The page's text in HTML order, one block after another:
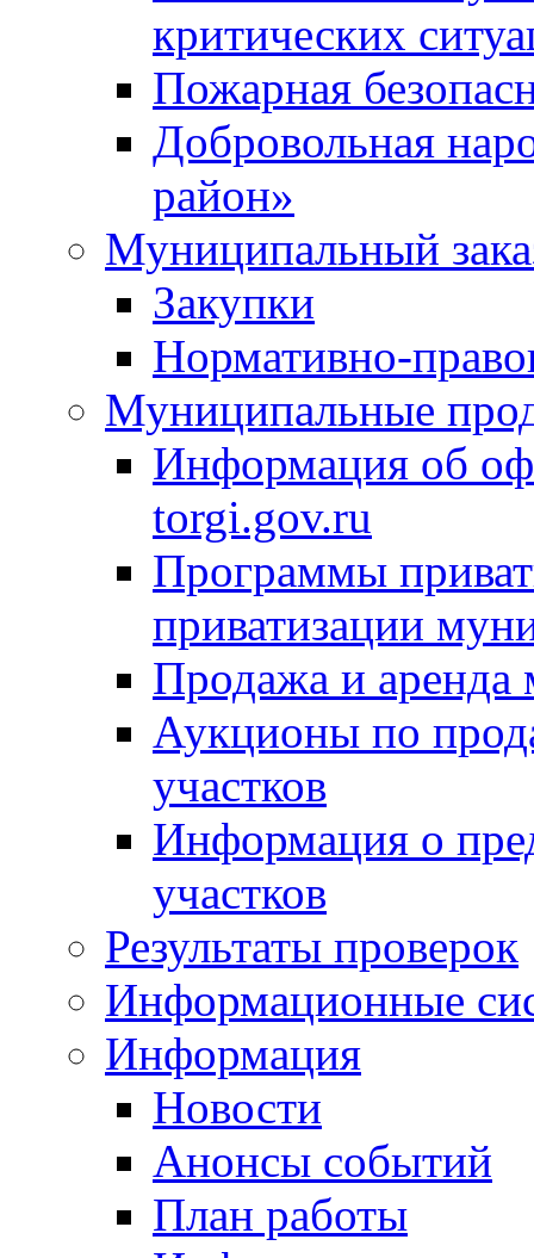
критических
Пожарная
Добровольная
район»
Муниципальный
Закупки
Нормативно-
Муниципальные
Информация об
torgi.gov.ru
Программы
приватизации
Продажа и аренда
Аукционы по
участков
Информация о
участков
Результаты проверок
Информационные
Информация
Новости
Анонсы событий
План работы